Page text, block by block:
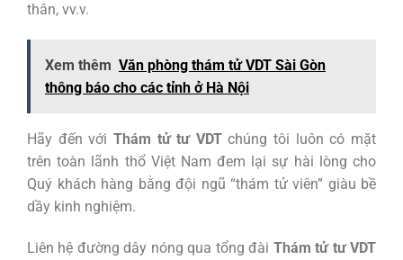
thân, vv.v.
Xem thêm Văn phòng thám tử VDT Sài Gòn
thông báo cho các tỉnh ở Hà Nội
Hãy đến với Thám tử tư VDTchúng tôi luôn có mặt
trên toàn lãnh thổ Việt Nam đem lại sự hài lòng cho
Quý khách hàng bằng đội ngũ “thám tử viên” giàu bề
dầy kinh nghiệm.
Liên hệ đường dây nóng qua tổng đài Thám tử tư VDT